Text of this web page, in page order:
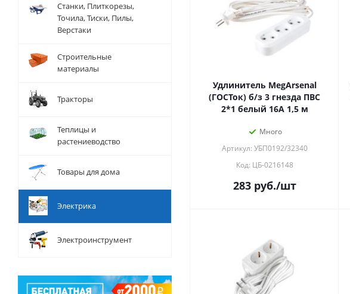
Удлинитель MegArsenal
(ГОСТок) б/з 3 гнезда ПВС
2*1 белый 16А 1,5 м
Много
Артикул: УБП0192/32340
Код: ЦБ-0216148
283руб./шт
Станки, Плиткорезы,
Точила, Тиски, Пилы,
Верстаки
Строительные
материалы
Тракторы
Теплицы и
растениеводство
Товары для дома
Электрика
Электроинструмент